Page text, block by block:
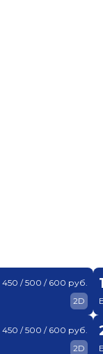
450 / 500 / 600 руб.
2D
450 / 500 / 600 руб.
2D